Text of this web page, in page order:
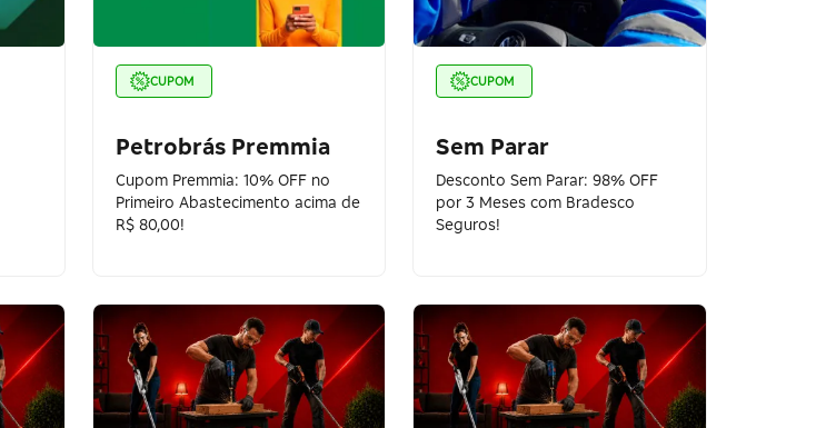
CUPOM
Petrobrás Premmia
Cupom Premmia: 10% OFF no
Primeiro Abastecimento acima de
R$ 80,00!
CUPOM
Sem Parar
Desconto Sem Parar: 98% OFF
por 3 Meses com Bradesco
Seguros!